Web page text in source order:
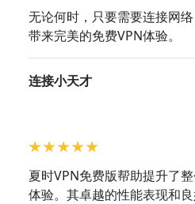
无论何时，只要需要连接网
带来完美的免费VPN体验。
连接小天才
夏时VPN免费版帮助提升了
体验。其卓越的性能表现和